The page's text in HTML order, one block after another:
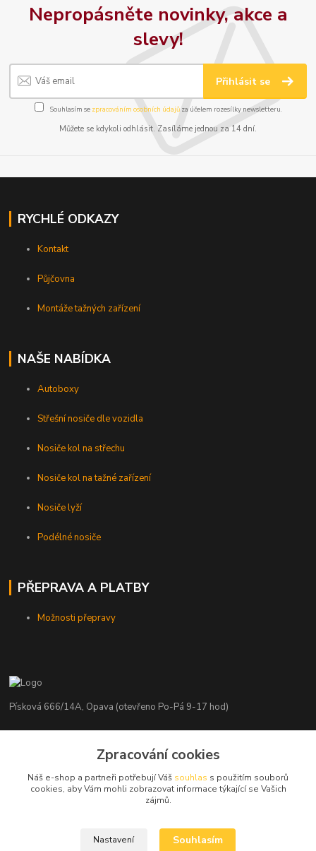
Nepropásněte novinky, akce a
slevy!
Přihlásit se
Souhlasím se zpracováním osobních údajůza účelem rozesílky newsletteru.
Můžete se kdykoli odhlásit. Zasíláme jednou za 14 dní.
RYCHLÉ ODKAZY
Kontakt
Půjčovna
Montáže tažných zařízení
NAŠE NABÍDKA
Autoboxy
Střešní nosiče dle vozidla
Nosiče kol na střechu
Nosiče kol na tažné zařízení
Nosiče lyží
Podélné nosiče
PŘEPRAVA A PLATBY
Možnosti přepravy
Písková 666/14A, Opava (otevřeno Po-Pá 9-17 hod)
+420 776 839 986
info@nosice.com
Zpracování cookies
Náš e-shop a partneři potřebují Váš souhlas s použitím souborů
cookies, aby Vám mohli zobrazovat informace týkající se Vašich
zájmů.
Nastavení Souhlasím